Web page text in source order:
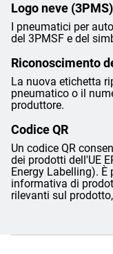
Logo neve
I pneumatici per
del 3PMSF e del
Riconoscimento
La nuova etichetta
pneumatico o il
produttore.
Codice QR
Un codice QR
dei prodotti dell'UE
Energy Labelling).
informativa di
rilevanti sul